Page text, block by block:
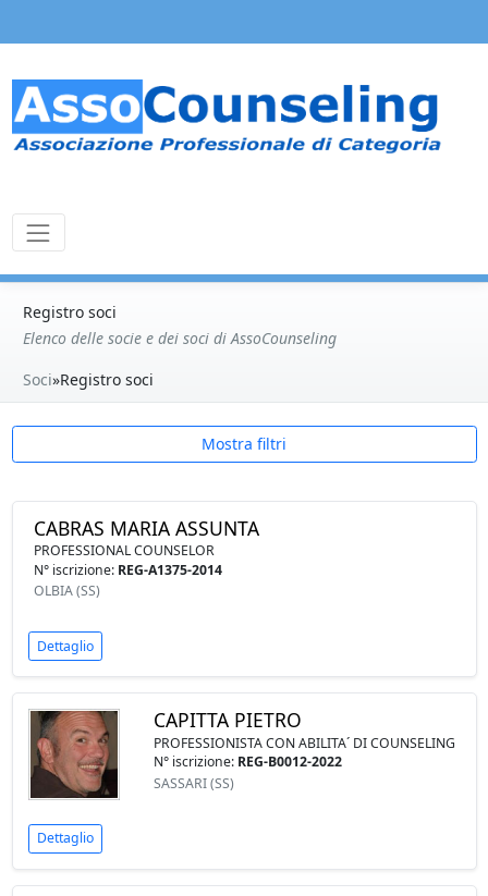
Registro soci
Elenco delle socie e dei soci di AssoCounseling
Soci»Registro soci
CABRAS MARIA ASSUNTA
PROFESSIONAL COUNSELOR
N° iscrizione: REG-A1375-2014
OLBIA (SS)
Dettaglio
CAPITTA PIETRO
PROFESSIONISTA CON ABILITA´ DI COUNSELING
N° iscrizione: REG-B0012-2022
SASSARI (SS)
Dettaglio
Mostra filtri